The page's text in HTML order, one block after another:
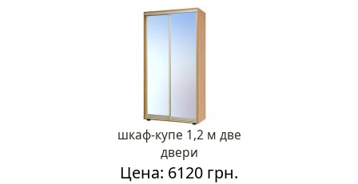
шкаф-купе 1,2 м две
двери
Цена: 6120 грн.